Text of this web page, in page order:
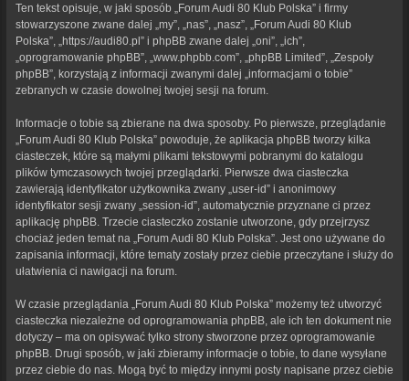
Ten tekst opisuje, w jaki sposób „Forum Audi 80 Klub Polska” i firmy
stowarzyszone zwane dalej „my”, „nas”, „nasz”, „Forum Audi 80 Klub
Polska”, „https://audi80.pl” i phpBB zwane dalej „oni”, „ich”,
„oprogramowanie phpBB”, „www.phpbb.com”, „phpBB Limited”, „Zespoły
phpBB”, korzystają z informacji zwanymi dalej „informacjami o tobie”
zebranych w czasie dowolnej twojej sesji na forum.
Informacje o tobie są zbierane na dwa sposoby. Po pierwsze, przeglądanie
„Forum Audi 80 Klub Polska” powoduje, że aplikacja phpBB tworzy kilka
ciasteczek, które są małymi plikami tekstowymi pobranymi do katalogu
plików tymczasowych twojej przeglądarki. Pierwsze dwa ciasteczka
zawierają identyfikator użytkownika zwany „user-id” i anonimowy
identyfikator sesji zwany „session-id”, automatycznie przyznane ci przez
aplikację phpBB. Trzecie ciasteczko zostanie utworzone, gdy przejrzysz
chociaż jeden temat na „Forum Audi 80 Klub Polska”. Jest ono używane do
zapisania informacji, które tematy zostały przez ciebie przeczytane i służy do
ułatwienia ci nawigacji na forum.
W czasie przeglądania „Forum Audi 80 Klub Polska” możemy też utworzyć
ciasteczka niezależne od oprogramowania phpBB, ale ich ten dokument nie
dotyczy – ma on opisywać tylko strony stworzone przez oprogramowanie
phpBB. Drugi sposób, w jaki zbieramy informacje o tobie, to dane wysyłane
przez ciebie do nas. Mogą być to między innymi posty napisane przez ciebie